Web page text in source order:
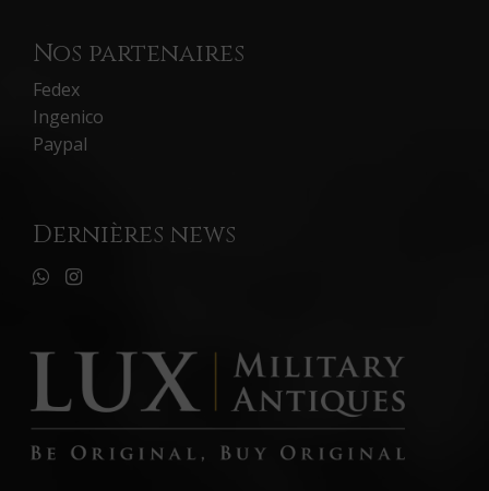
Nos partenaires
Fedex
Ingenico
Paypal
Dernières news